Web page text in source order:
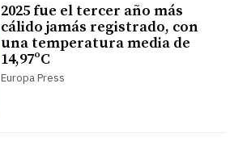
2025 fue el tercer año más
cálido jamás registrado, con
una temperatura media de
14,97ºC
Europa Press